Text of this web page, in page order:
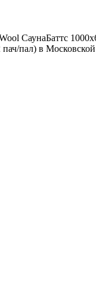
СаунаБаттс
пал) в Московской